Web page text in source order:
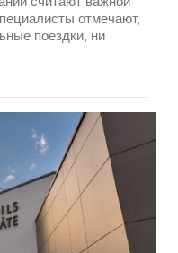
отмечают,
поездки, ни